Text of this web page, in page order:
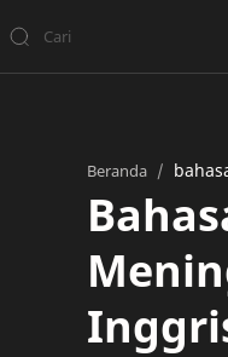
Beranda